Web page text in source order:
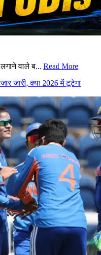
वाले ब... Read More
जारी, क्या 2026 में टूटेगा